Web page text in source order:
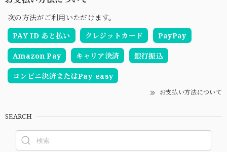
次の方法がご利用いただけます。
PAY ID あと払い
クレジットカード PayPay
Amazon Pay キャリア決済 銀行振込
コンビニ決済またはPay-easy
お支払い方法について
SEARCH